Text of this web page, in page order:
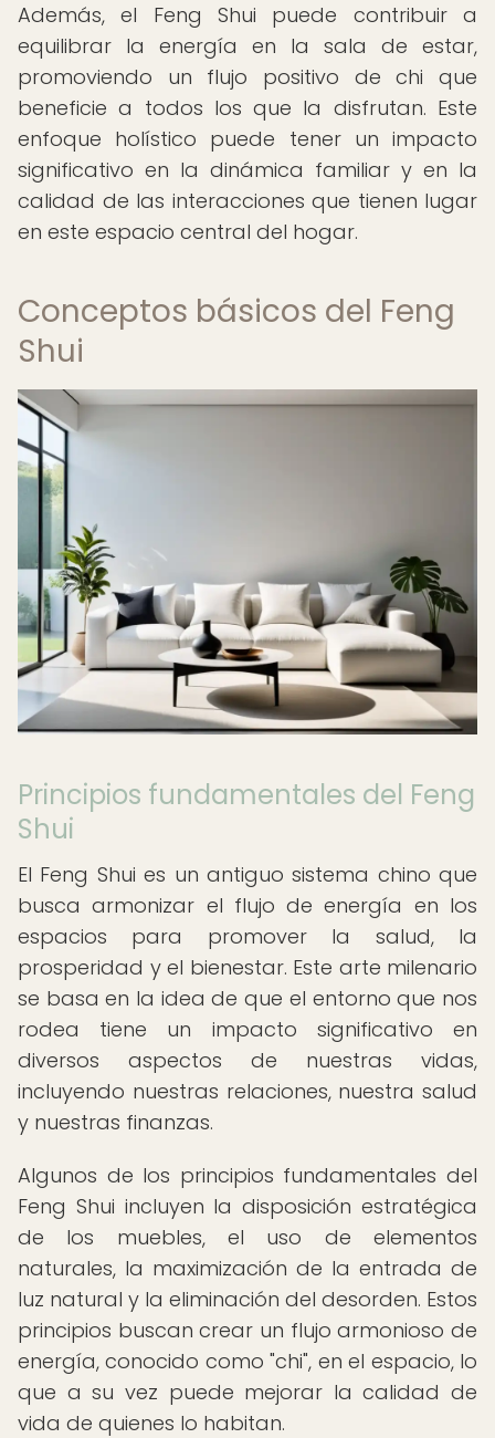
Además, el Feng Shui puede contribuir a
equilibrar la energía en la sala de estar,
promoviendo un flujo positivo de chi que
beneficie a todos los que la disfrutan. Este
enfoque holístico puede tener un impacto
significativo en la dinámica familiar y en la
calidad de las interacciones que tienen lugar
en este espacio central del hogar.
Conceptos básicos del Feng
Shui
Principios fundamentales del Feng
Shui
El Feng Shui es un antiguo sistema chino que
busca armonizar el flujo de energía en los
espacios para promover la salud, la
prosperidad y el bienestar. Este arte milenario
se basa en la idea de que el entorno que nos
rodea tiene un impacto significativo en
diversos aspectos de nuestras vidas,
incluyendo nuestras relaciones, nuestra salud
y nuestras finanzas.
Algunos de los principios fundamentales del
Feng Shui incluyen la disposición estratégica
de los muebles, el uso de elementos
naturales, la maximización de la entrada de
luz natural y la eliminación del desorden. Estos
principios buscan crear un flujo armonioso de
energía, conocido como "chi", en el espacio, lo
que a su vez puede mejorar la calidad de
vida de quienes lo habitan.